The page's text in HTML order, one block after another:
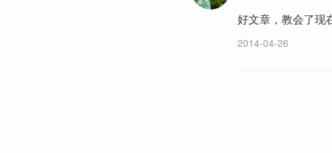
好文章，教会了现
2014-04-26